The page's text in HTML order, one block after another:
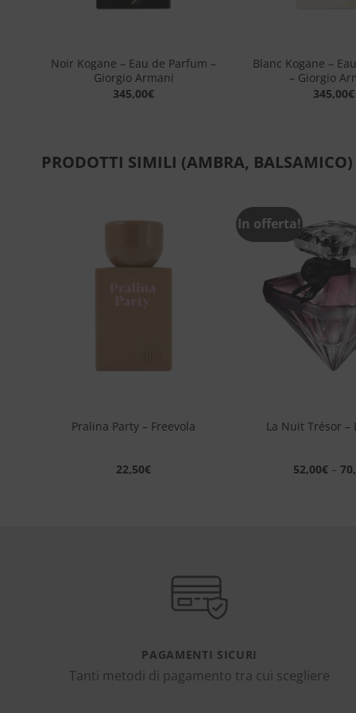
Noir Kogane – Eau de Parfum –
Giorgio Armani
345,00€
Blanc Kogane –
– Giorgio
345,00€
PRODOTTI SIMILI (AMBRA, BALSAMICO)
Pralina Party – Freevola
22,50€
In offerta!
La Nuit Trésor –
52,00€–
PAGAMENTI SICURI
Tanti metodi di pagamento tra cui scegliere